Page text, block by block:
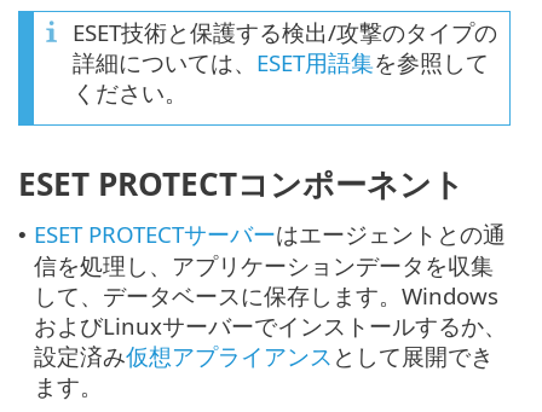
ESET技術と保護する検出/攻撃のタイプの
詳細については、 ESET用語集を参照して
ください。
ESET PROTECTコンポーネント
• ESET PROTECTサーバーはエージェントとの通
信を処理し、アプリケーションデータを収集
して、データベースに保存します。Windows
およびLinuxサーバーでインストールするか、
設定済み仮想アプライアンス として展開でき
ます。